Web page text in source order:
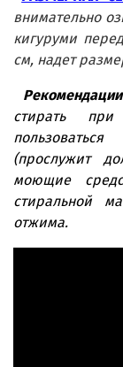
внимательно
кигуруми
см, надет
стирать
(прослужит
моющие
стиральной
отжима.